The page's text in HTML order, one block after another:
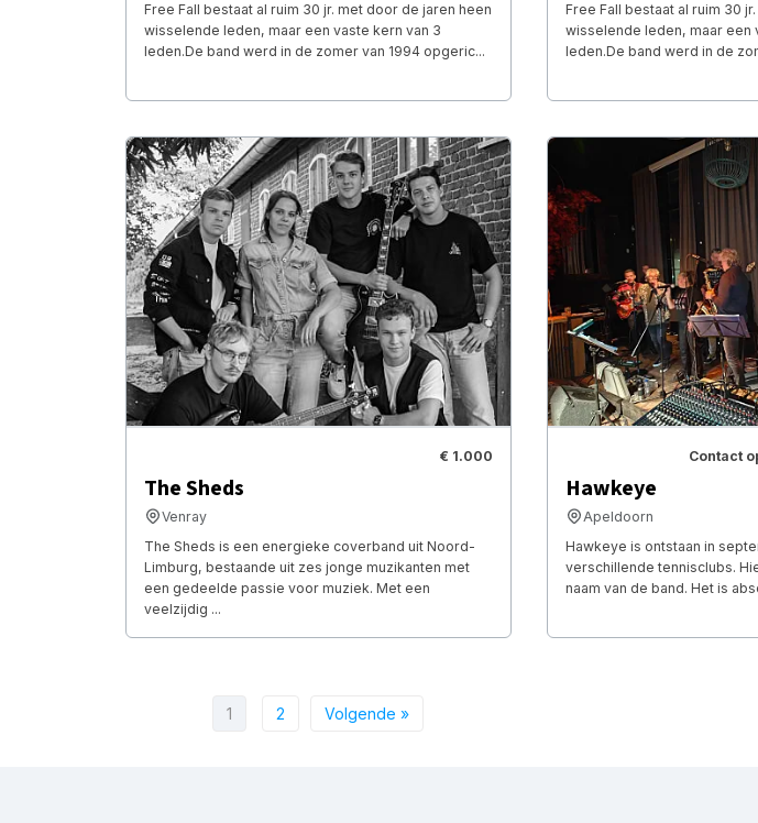
Free Fall bestaat al ruim 30 jr. met door de jaren heen
wisselende leden, maar een vaste kern van 3
leden.De band werd in de zomer van 1994 opgeric...
Free Fall bestaat al ruim 30
wisselende leden, maar een
leden.De band werd in de
€ 1.000
The Sheds
Venray
The Sheds is een energieke coverband uit Noord-
Limburg, bestaande uit zes jonge muzikanten met
een gedeelde passie voor muziek. Met een
veelzijdig ...
Contact
Hawkeye
Apeldoorn
Hawkeye is ontstaan in
verschillende tennisclubs.
naam van de band. Het is
1 2 Volgende »